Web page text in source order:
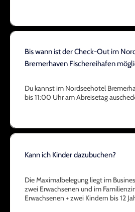
Bis wann ist der Check-Out im
Bremerhaven Fischereihafen
Du kannst im Nordseehotel
bis 11:00 Uhr am Abreisetag
Kann ich Kinder dazubuchen?
Die Maximalbelegung liegt im
zwei Erwachsenen und im
Erwachsenen + zwei Kindern bis 12